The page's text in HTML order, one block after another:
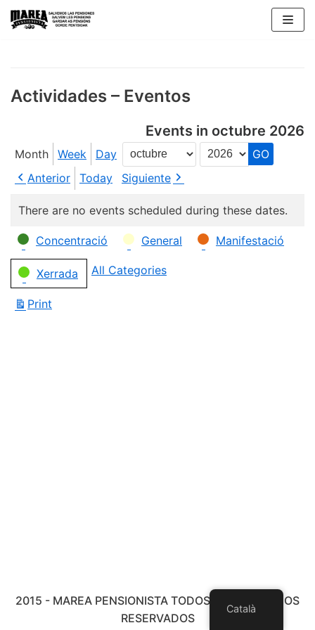
Skip
Actividades – Eventos
Events in octubre 2026
Month Week Day
Month
Year
Anterior
Today Siguiente
There are no events scheduled during these dates.
Categories
Concentració General Manifestació
Xerrada All Categories
Print
2015 - MAREA PENSIONISTA TODOS LOS DERECHOS
RESERVADOS
Català